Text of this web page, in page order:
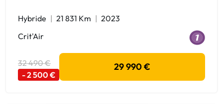
Hybride 21 831 Km
2023
Crit'Air
32 490 €
- 2 500 €
29 990 €